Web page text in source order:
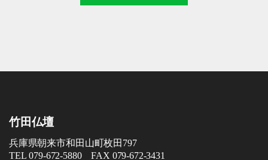
竹田仏壇
兵庫県朝来市和田山町枚田797
TEL 079-672-5880 FAX 079-672-3431